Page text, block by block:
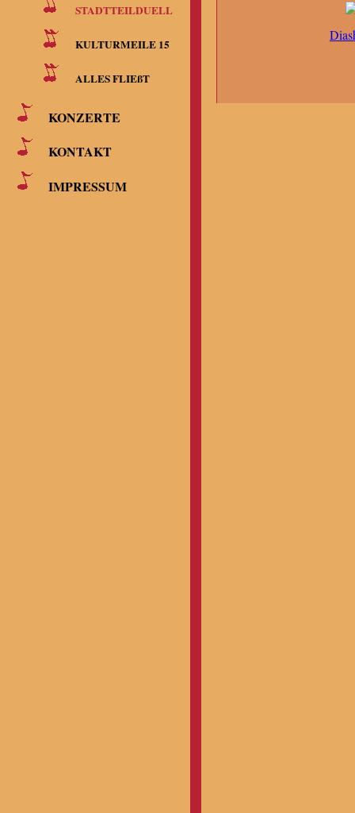
STADTTEILDUELL
KULTURMEILE 15
ALLES FLIEßT
KONZERTE
KONTAKT
IMPRESSUM